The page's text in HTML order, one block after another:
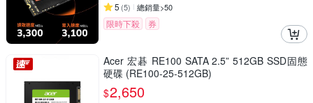
5 (5) 總銷量>50
限時下殺 券
Acer 宏碁 RE100 SATA 2.5” 512GB SSD固態
硬碟 (RE100-25-512GB)
$2,650